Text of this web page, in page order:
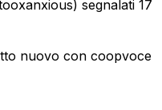
segnalati 17
nuovo con coopvoce